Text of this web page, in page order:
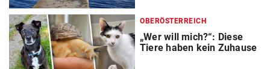
OBERÖSTERREICH
„Wer will mich?“: Diese
Tiere haben kein Zuhause